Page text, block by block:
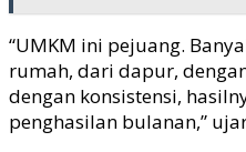
“UMKM ini pejuang.
rumah, dari dapur,
dengan konsistensi,
penghasilan bulanan,”